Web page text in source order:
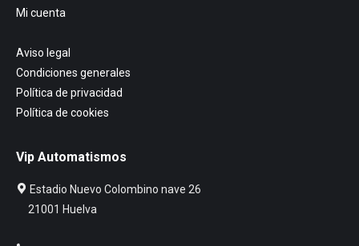
Mi cuenta
Aviso legal
Condiciones generales
Política de privacidad
Política de cookies
Vip Automatismos
Estadio Nuevo Colombino nave 26
21001 Huelva